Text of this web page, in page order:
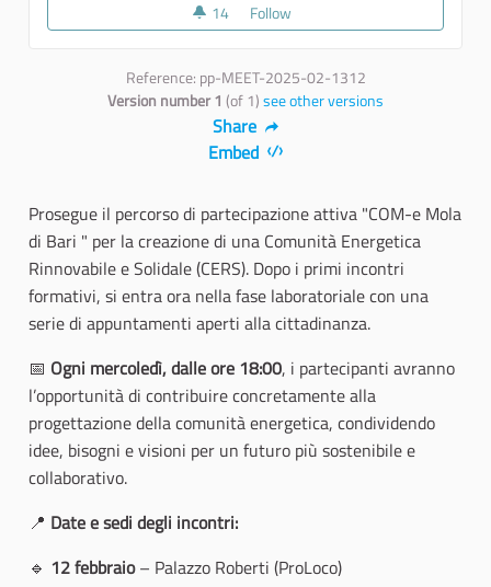
14 14 followers
Follow
Reference: pp-MEET-2025-02-1312
Version number 1 (of 1)see other versions
Share
Embed
Prosegue il percorso di partecipazione attiva "COM-e Mola
di Bari " per la creazione di una Comunità Energetica
Rinnovabile e Solidale (CERS). Dopo i primi incontri
formativi, si entra ora nella fase laboratoriale con una
serie di appuntamenti aperti alla cittadinanza.
📅 Ogni mercoledì, dalle ore 18:00, i partecipanti avranno
l’opportunità di contribuire concretamente alla
progettazione della comunità energetica, condividendo
idee, bisogni e visioni per un futuro più sostenibile e
collaborativo.
📍 Date e sedi degli incontri:
🔹 12 febbraio– Palazzo Roberti (ProLoco)